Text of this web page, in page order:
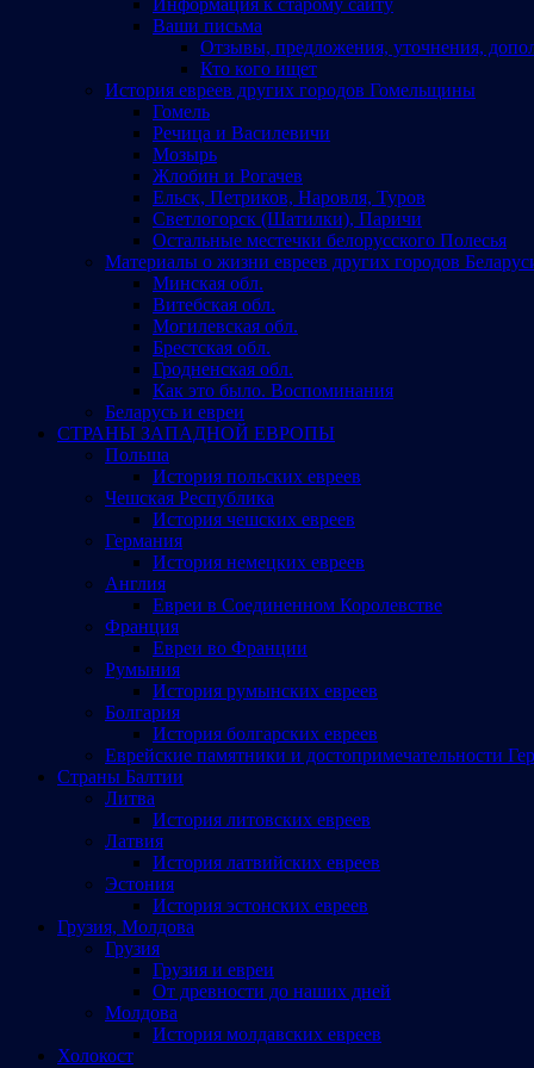
Ваши письма
Отзывы, предложения, уточнения,
Кто кого ищет
История евреев других городов Гомельщины
Гомель
Речица и Василевичи
Мозырь
Жлобин и Рогачев
Ельск, Петриков, Наровля, Туров
Светлогорск (Шатилки), Паричи
Остальные местечки белорусского Полесья
Материалы о жизни евреев других городов
Минская обл.
Витебская обл.
Могилевская обл.
Брестская обл.
Гродненская обл.
Как это было. Воспоминания
Беларусь и евреи
СТРАНЫ ЗАПАДНОЙ ЕВРОПЫ
Польша
История польских евреев
Чешская Республика
История чешских евреев
Германия
История немецких евреев
Англия
Евреи в Соединенном Королевстве
Франция
Евреи во Франции
Румыния
История румынских евреев
Болгария
История болгарских евреев
Еврейские памятники и достопримечательности
Страны Балтии
Литва
История литовских евреев
Латвия
История латвийских евреев
Эстония
История эстонских евреев
Грузия, Молдова
Грузия
Грузия и евреи
От древности до наших дней
Молдова
История молдавских евреев
Холокост